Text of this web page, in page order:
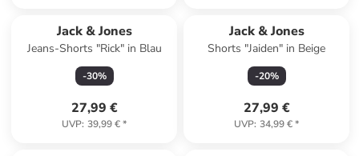
Jack & Jones
Jeans-Shorts "Rick" in Blau
-30%
27,99 €
UVP: 39,99 €*
Jack & Jones
Shorts "Jaiden" in Beige
-20%
27,99 €
UVP: 34,99 €*